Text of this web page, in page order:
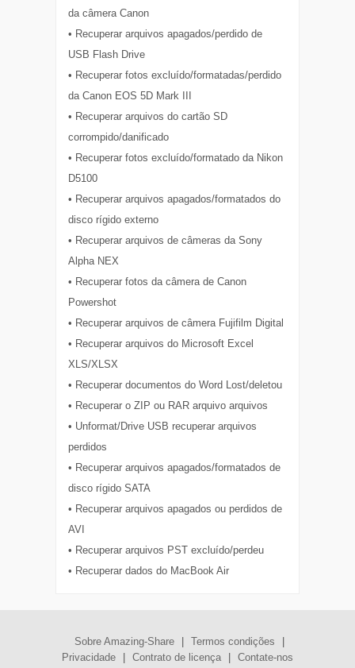
da câmera Canon
• Recuperar arquivos apagados/perdido de
USB Flash Drive
• Recuperar fotos excluído/formatadas/perdido
da Canon EOS 5D Mark III
• Recuperar arquivos do cartão SD
corrompido/danificado
• Recuperar fotos excluído/formatado da Nikon
D5100
• Recuperar arquivos apagados/formatados do
disco rígido externo
• Recuperar arquivos de câmeras da Sony
Alpha NEX
• Recuperar fotos da câmera de Canon
Powershot
• Recuperar arquivos de câmera Fujifilm Digital
• Recuperar arquivos do Microsoft Excel
XLS/XLSX
• Recuperar documentos do Word Lost/deletou
• Recuperar o ZIP ou RAR arquivo arquivos
• Unformat/Drive USB recuperar arquivos
perdidos
• Recuperar arquivos apagados/formatados de
disco rígido SATA
• Recuperar arquivos apagados ou perdidos de
AVI
• Recuperar arquivos PST excluído/perdeu
• Recuperar dados do MacBook Air
Sobre Amazing-Share Termos condições
Privacidade
Contrato de licença
Contate-nos